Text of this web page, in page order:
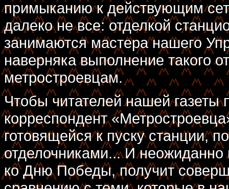
примыканию к действующим
далеко не все: отделкой
занимаются мастера нашего
наверняка выполнение такого
метростроевцам.
Чтобы читателей нашей газеты
корреспондент
готовящейся к пуску станции,
отделочниками... И
ко Дню Победы, получит